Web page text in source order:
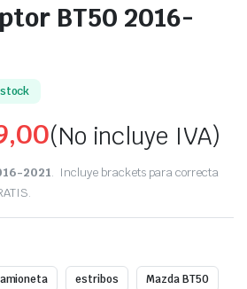
BT50 2016-
stock
(No incluye IVA)
2021. Incluye brackets para correcta
estribos Mazda BT50